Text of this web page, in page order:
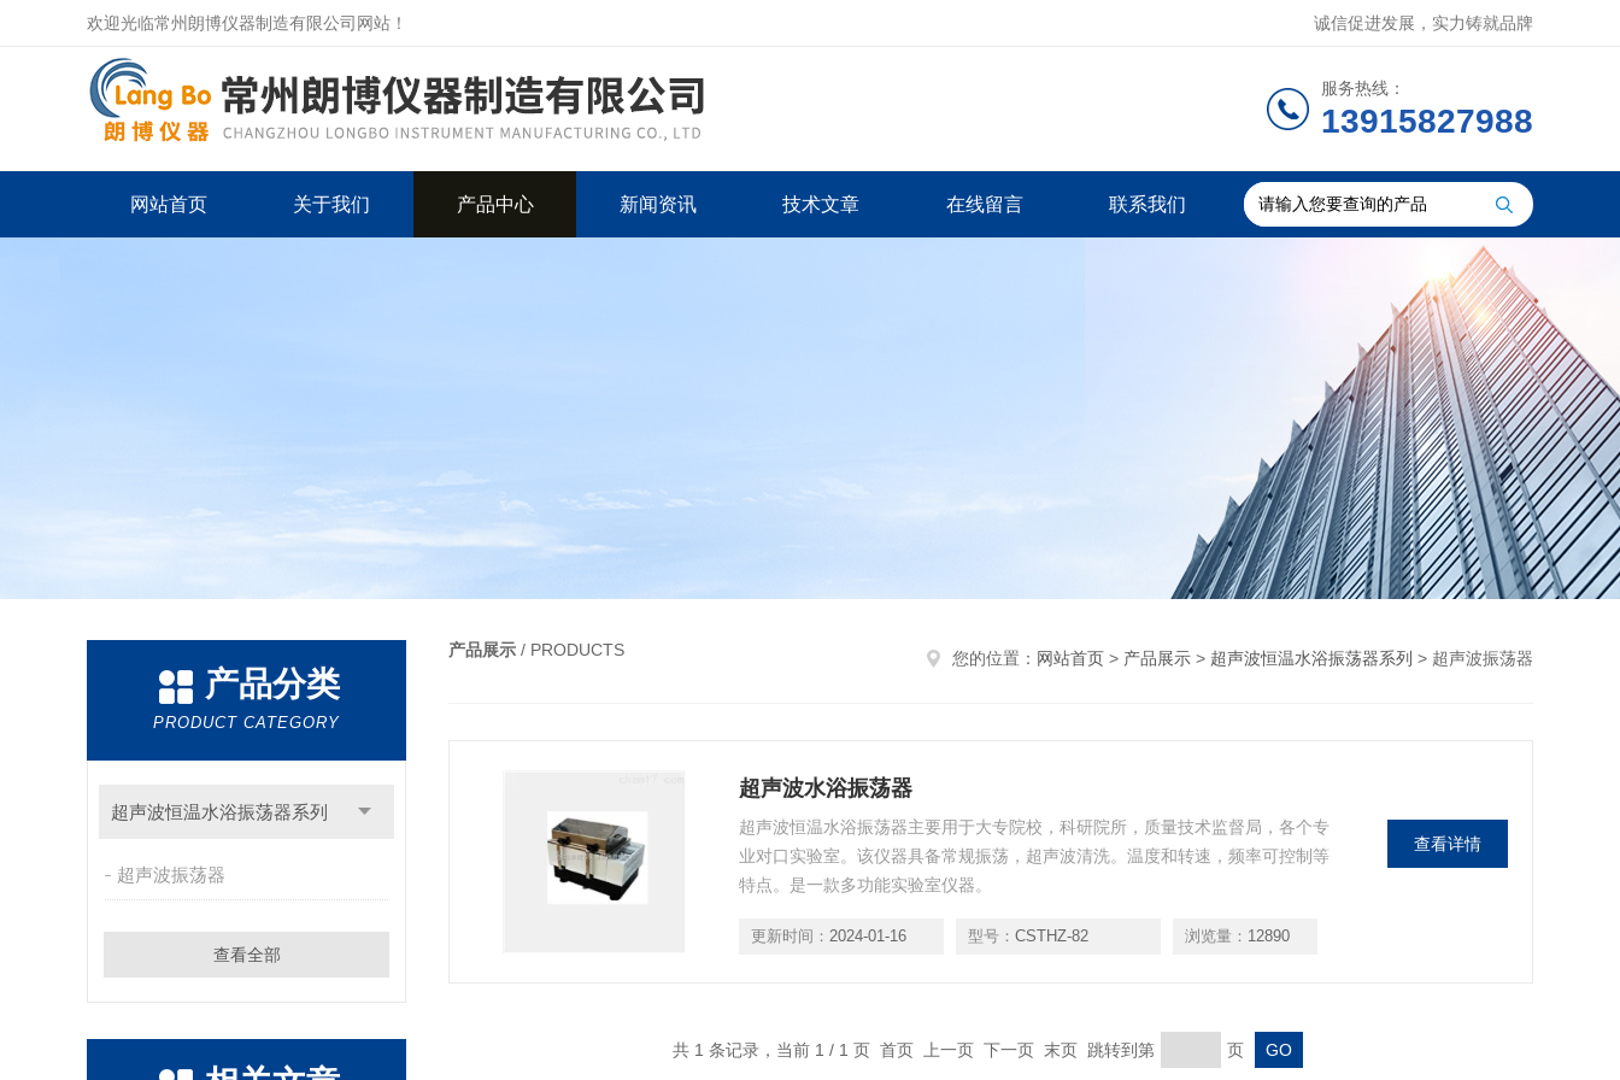
欢迎光临常州朗博仪器制造有限公司网站！ 诚信促进发展，实力铸就品牌
服务热线：
13915827988
网站首页 关于我们 产品中心 新闻资讯 技术文章 在线留言 联系我们
产品分类
PRODUCT CATEGORY
超声波恒温水浴振荡器系列
超声波振荡器
查看全部
产品展示 / PRODUCTS 您的位置： 网站首页 > 产品展示 > 超声波恒温水浴振荡器系列 > 超声波振荡器
超声波水浴振荡器
超声波恒温水浴振荡器主要用于大专院校，科研院所，质量技术监督局，各个专
业对口实验室。该仪器具备常规振荡，超声波清洗。温度和转速，频率可控制等
特点。是一款多功能实验室仪器。
更新时间： 2024-01-16 型号： CSTHZ-82 浏览量： 12890
查看详情
共 1 条记录，当前 1 / 1 页 首页 上一页 下一页 末页 跳转到第 页